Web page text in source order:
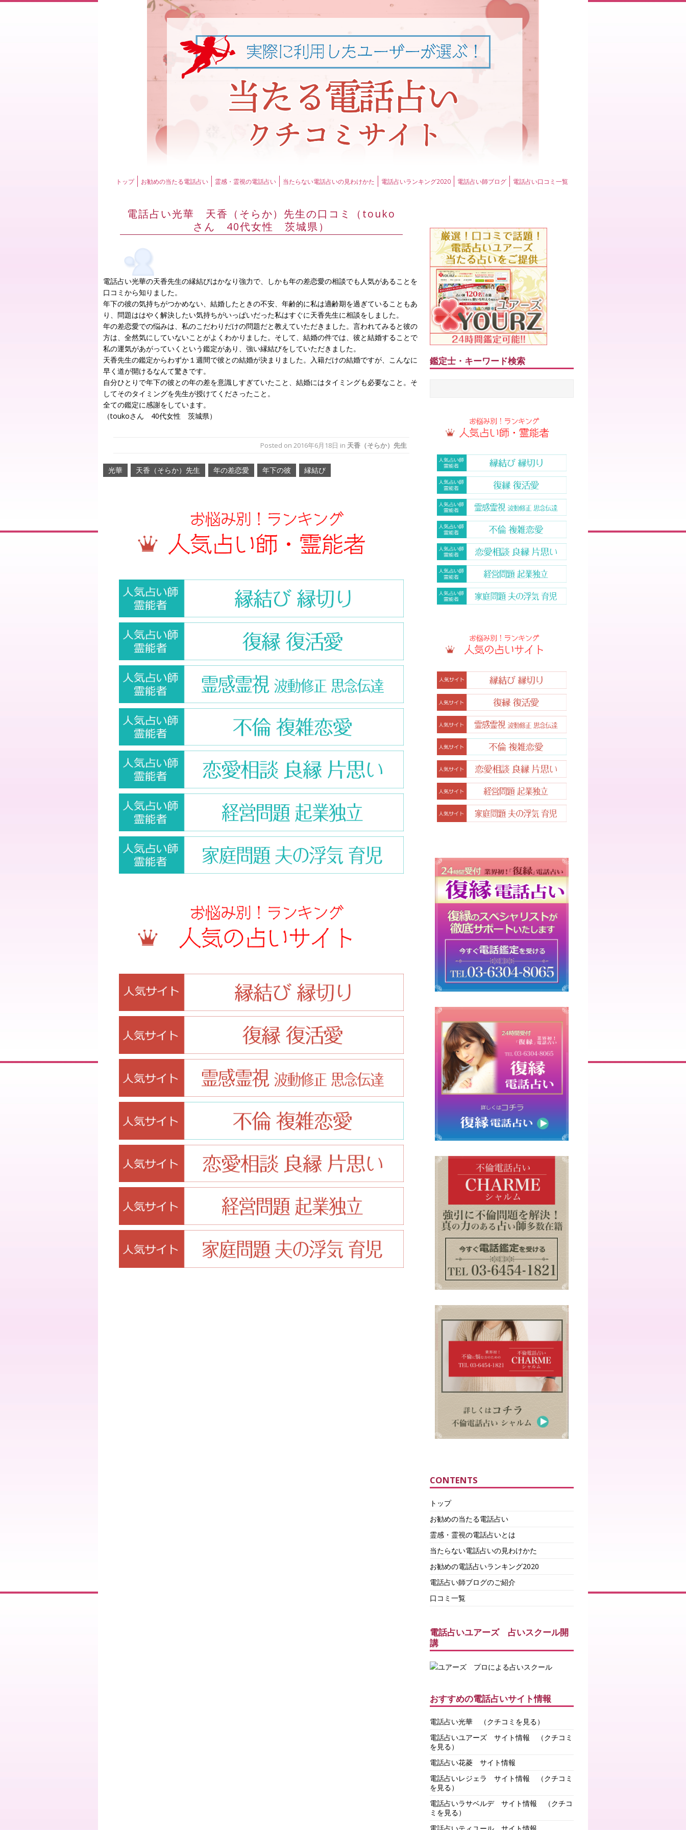
トップ お勧めの当たる電話占い 霊感・霊視の電話占い 当たらない電話占いの見わけかた 電話占いランキング2020 電話占い師ブログ 電話占い口コミ一覧
電話占い光華 天香（そらか）先生の口コミ（touko
さん 40代女性 茨城県）
電話占い光華の天香先生の縁結びはかなり強力で、しかも年の差恋愛の相談でも人気があることを
口コミから知りました。
年下の彼の気持ちがつかめない、結婚したときの不安、年齢的に私は適齢期を過ぎていることもあ
り、問題ははやく解決したい気持ちがいっぱいだった私はすぐに天香先生に相談をしました。
年の差恋愛での悩みは、私のこだわりだけの問題だと教えていただきました。言われてみると彼の
方は、全然気にしていないことがよくわかりました。そして、結婚の件では、彼と結婚することで
私の運気があがっていくという鑑定があり、強い縁結びをしていただきました。
天香先生の鑑定からわずか１週間で彼との結婚が決まりました。入籍だけの結婚ですが、こんなに
早く道が開けるなんて驚きです。
自分ひとりで年下の彼との年の差を意識しすぎていたこと、結婚にはタイミングも必要なこと。そ
してそのタイミングを先生が授けてくださったこと。
全ての鑑定に感謝をしています。
（toukoさん 40代女性 茨城県）
Posted on 2016年6月18日 in 天香（そらか）先生
光華 天香（そらか）先生 年の差恋愛 年下の彼 縁結び
鑑定士・キーワード検索
CONTENTS
トップ
お勧めの当たる電話占い
霊感・霊視の電話占いとは
当たらない電話占いの見わけかた
お勧めの電話占いランキング2020
電話占い師ブログのご紹介
口コミ一覧
電話占いユアーズ 占いスクール開
講
おすすめの電話占いサイト情報
電話占い光華
（クチコミを見る）
電話占いユアーズ サイト情報
（クチコミ
を見る）
電話占い花菱 サイト情報
電話占いレジェラ サイト情報
（クチコミ
を見る）
電話占いラサベルデ サイト情報
（クチコ
ミを見る）
電話占いティユール サイト情報